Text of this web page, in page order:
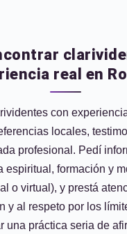
real en
con
locales,
profesional. Pedí
espiritual, formación y
o virtual), y prestá
y al respeto por los
una práctica seria de